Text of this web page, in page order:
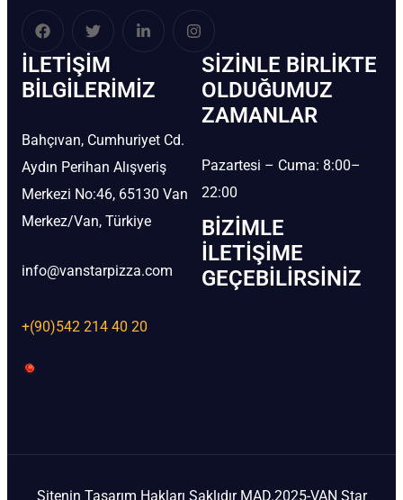
İLETIŞIM
BİLGILERIMIZ
Bahçıvan, Cumhuriyet Cd.
Aydın Perihan Alışveriş
Merkezi No:46, 65130 Van
Merkez/Van, Türkiye
info@vanstarpizza.com
+(90)542 214 40 20
SIZINLE BIRLIKTE
OLDUĞUMUZ
ZAMANLAR
Pazartesi – Cuma: 8:00–
22:00
BIZIMLE
İLETIŞIME
GEÇEBILIRSINIZ
Sitenin Tasarım Hakları Saklıdır MAD.2025-VAN Star